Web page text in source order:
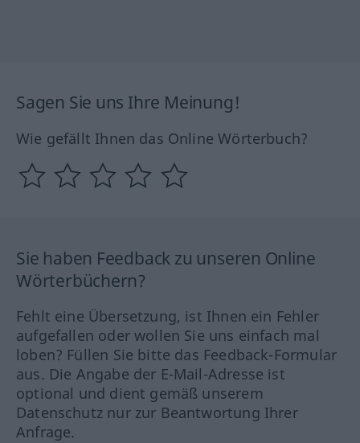
Sagen Sie uns Ihre Meinung!
Wie gefällt Ihnen das Online Wörterbuch?
Sie haben Feedback zu unseren Online
Wörterbüchern?
Fehlt eine Übersetzung, ist Ihnen ein Fehler
aufgefallen oder wollen Sie uns einfach mal
loben? Füllen Sie bitte das Feedback-Formular
aus. Die Angabe der E-Mail-Adresse ist
optional und dient gemäß unserem
Datenschutz nur zur Beantwortung Ihrer
Anfrage.